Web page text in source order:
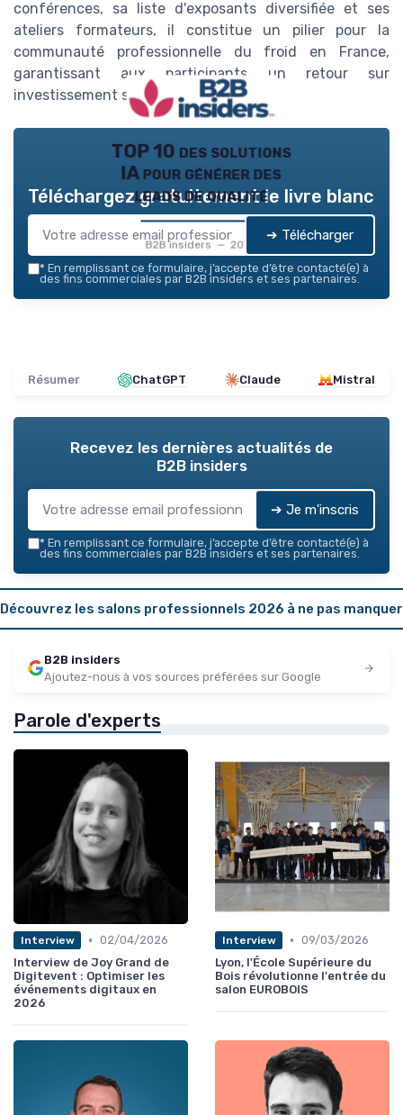
conférences, sa liste d'exposants diversifiée et ses
ateliers formateurs, il constitue un pilier pour la
communauté professionnelle du froid en France,
garantissant aux participants un retour sur
investissement significatif.
TOP 10 des solutions
IA pour générer des
leads de qualité
B2B insiders — 2026
Téléchargez gratuitement le livre blanc
➔ Télécharger
* En remplissant ce formulaire, j’accepte d’être contacté(e) à
des fins commerciales par B2B insiders et ses partenaires.
Résumer ChatGPT Claude Mistral
Recevez les dernières actualités de
B2B insiders
➔ Je m'inscris
* En remplissant ce formulaire, j’accepte d’être contacté(e) à
des fins commerciales par B2B insiders et ses partenaires.
Découvrez les salons professionnels 2026 à ne pas manquer
B2B insiders
Ajoutez-nous à vos sources préférées sur Google
Parole d'experts
Interview • 02/04/2026
Interview de Joy Grand de
Digitevent : Optimiser les
événements digitaux en
2026
Interview • 09/03/2026
Lyon, l'École Supérieure du
Bois révolutionne l'entrée du
salon EUROBOIS